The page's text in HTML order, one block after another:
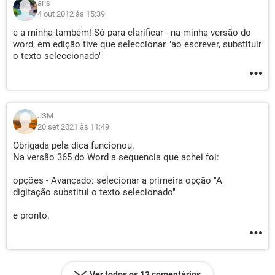
aris
4 out 2012 às 15:39
e a minha também! Só para clarificar - na minha versão do
word, em edição tive que seleccionar "ao escrever, substituir
o texto seleccionado"
JSM
20 set 2021 às 11:49
Obrigada pela dica funcionou.
Na versão 365 do Word a sequencia que achei foi:
opções - Avançado: selecionar a primeira opção "A
digitação substitui o texto selecionado"
e pronto.